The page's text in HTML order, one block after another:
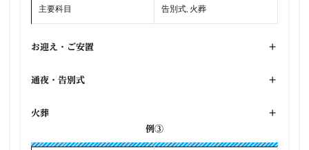
主要科目 告別式, 火葬
お迎え・ご安置 +
通夜・告別式 +
火葬
+
例③